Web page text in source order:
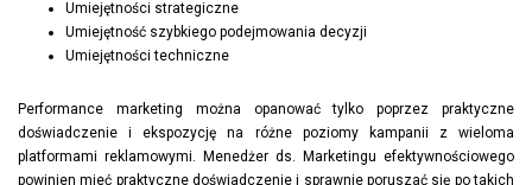
Umiejętności strategiczne
Umiejętność szybkiego podejmowania decyzji
Umiejętności techniczne
Performance marketing można opanować tylko poprzez praktyczne
doświadczenie i ekspozycję na różne poziomy kampanii z wieloma
platformami reklamowymi. Menedżer ds. Marketingu efektywnościowego
powinien mieć praktyczne doświadczenie i sprawnie poruszać się po takich